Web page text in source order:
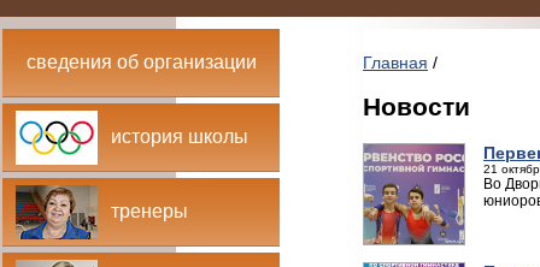
сведения об организации
история школы
тренеры
Главная /
Новости
21
Во